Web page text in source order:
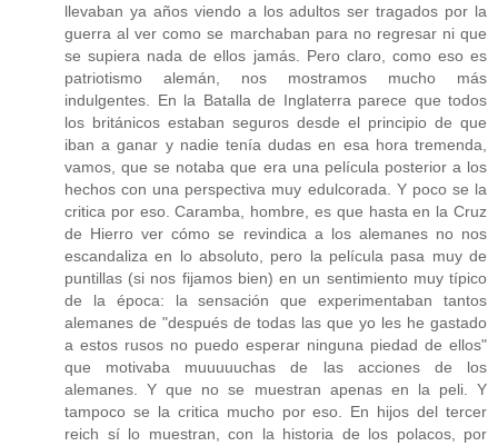
llevaban ya años viendo a los adultos ser tragados por la
guerra al ver como se marchaban para no regresar ni que
se supiera nada de ellos jamás. Pero claro, como eso es
patriotismo alemán, nos mostramos mucho más
indulgentes. En la Batalla de Inglaterra parece que todos
los británicos estaban seguros desde el principio de que
iban a ganar y nadie tenía dudas en esa hora tremenda,
vamos, que se notaba que era una película posterior a los
hechos con una perspectiva muy edulcorada. Y poco se la
critica por eso. Caramba, hombre, es que hasta en la Cruz
de Hierro ver cómo se revindica a los alemanes no nos
escandaliza en lo absoluto, pero la película pasa muy de
puntillas (si nos fijamos bien) en un sentimiento muy típico
de la época: la sensación que experimentaban tantos
alemanes de "después de todas las que yo les he gastado
a estos rusos no puedo esperar ninguna piedad de ellos"
que motivaba muuuuuchas de las acciones de los
alemanes. Y que no se muestran apenas en la peli. Y
tampoco se la critica mucho por eso. En hijos del tercer
reich sí lo muestran, con la historia de los polacos, por